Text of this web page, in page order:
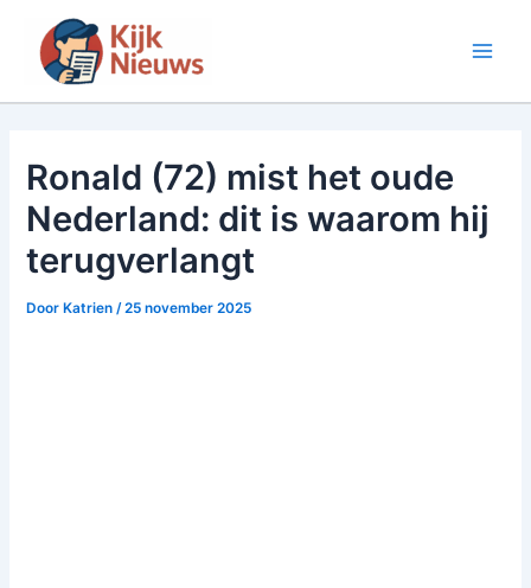
inhoud
Ronald (72) mist het oude
Nederland: dit is waarom hij
terugverlangt
Door Katrien/25 november 2025